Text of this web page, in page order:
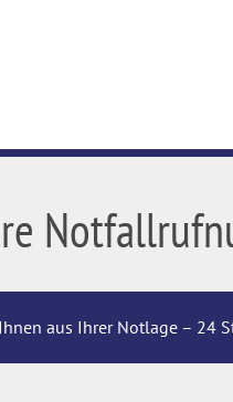
aus Ihrer Notlage – 24